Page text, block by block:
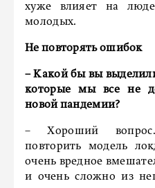
хуже влияет на
молодых.
Не повторять ошибок
– Какой бы вы
которые мы все не
новой пандемии?
– Хороший
повторить модель
очень вредное
и очень сложно из